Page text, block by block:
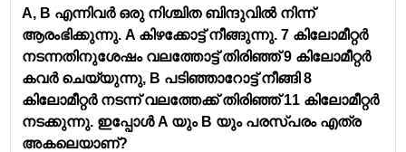
A, B എന്നിവർ ഒരു നിശ്ചിത ബിന്ദുവിൽ നിന്ന്
ആരംഭിക്കുന്നു. A കിഴക്കോട്ട് നീങ്ങുന്നു. 7 കിലോമീറ്റർ
നടന്നതിനുശേഷം വലത്തോട്ട് തിരിഞ്ഞ് 9 കിലോമീറ്റർ
കവർ ചെയ്യുന്നു, B പടിഞ്ഞാറോട്ട് നീങ്ങി 8
കിലോമീറ്റർ നടന്ന് വലത്തേക്ക് തിരിഞ്ഞ് 11 കിലോമീറ്റർ
നടക്കുന്നു. ഇപ്പോൾ A യും B യും പരസ്പരം എത്ര
അകലെയാണ്?